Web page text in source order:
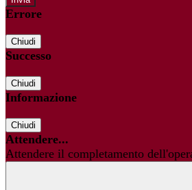
Errore
Chiudi
Successo
Chiudi
Informazione
Chiudi
Attendere...
Attendere il completamento